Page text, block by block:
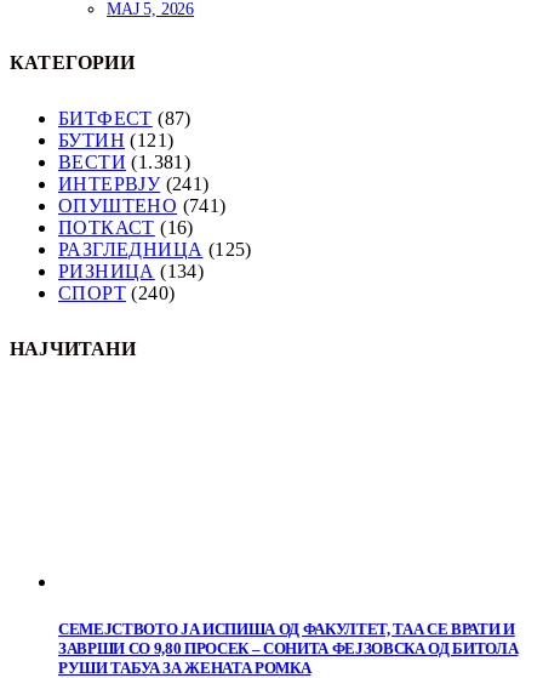
МАЈ 5, 2026
КАТЕГОРИИ
БИТФЕСТ (87)
БУТИН (121)
ВЕСТИ (1.381)
ИНТЕРВЈУ(241)
ОПУШТЕНО (741)
ПОТКАСТ (16)
РАЗГЛЕДНИЦА (125)
РИЗНИЦА (134)
СПОРТ (240)
НАЈЧИТАНИ
СЕМЕЈСТВОТО ЈА ИСПИША ОД ФАКУЛТЕТ, ТАА СЕ ВРАТИ И
ЗАВРШИ СО 9,80 ПРОСЕК – СОНИТА ФЕЈЗОВСКА ОД БИТОЛА
РУШИ ТАБУА ЗА ЖЕНАТА РОМКА